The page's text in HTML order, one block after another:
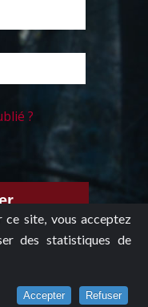
ce site, vous acceptez
des statistiques de
Accepter Refuser
?